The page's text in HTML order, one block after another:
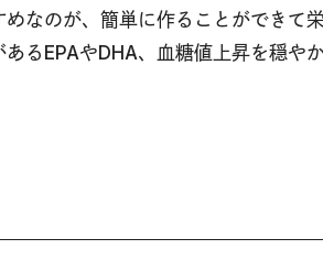
なのが、簡単に作ることができて
るEPAやDHA、血糖値上昇を穏や